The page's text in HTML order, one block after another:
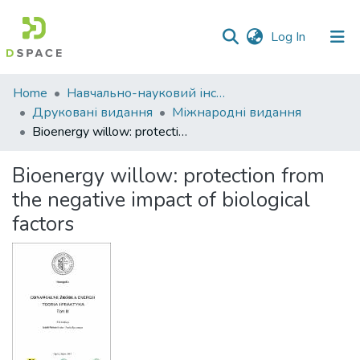
Log In (current)
Communities
&
Collections
Statistics
Home
Навчально-науковий інститут економіки, управління, права та інформаційних технологій
Друковані видання
Міжнародні видання
Bioenergy willow: protection from the negative impact of biological factors
Bioenergy willow: protection from
the negative impact of biological
factors